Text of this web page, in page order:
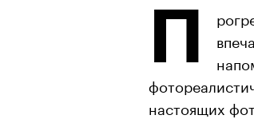
П
настоящих